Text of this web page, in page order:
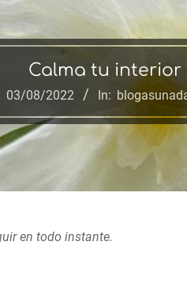
Calma tu interior
03/08/2022 In:
en todo instante.